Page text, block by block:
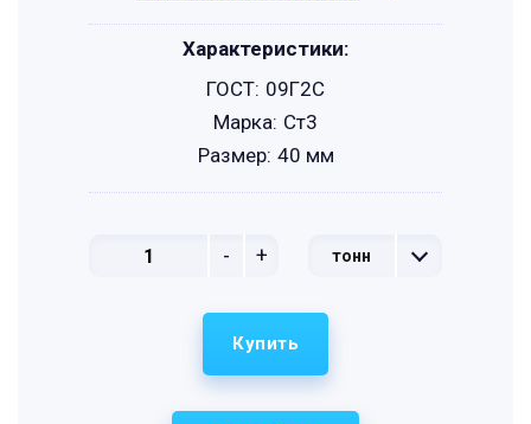
- + тонн
Характеристики:
ГОСТ: 09Г2С
Марка: Ст3
Размер: 40 мм
Купить